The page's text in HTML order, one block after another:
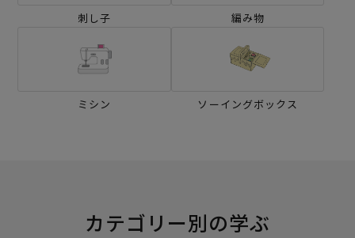
刺し子 編み物
ミシン ソーイングボックス
カテゴリー別の学ぶ